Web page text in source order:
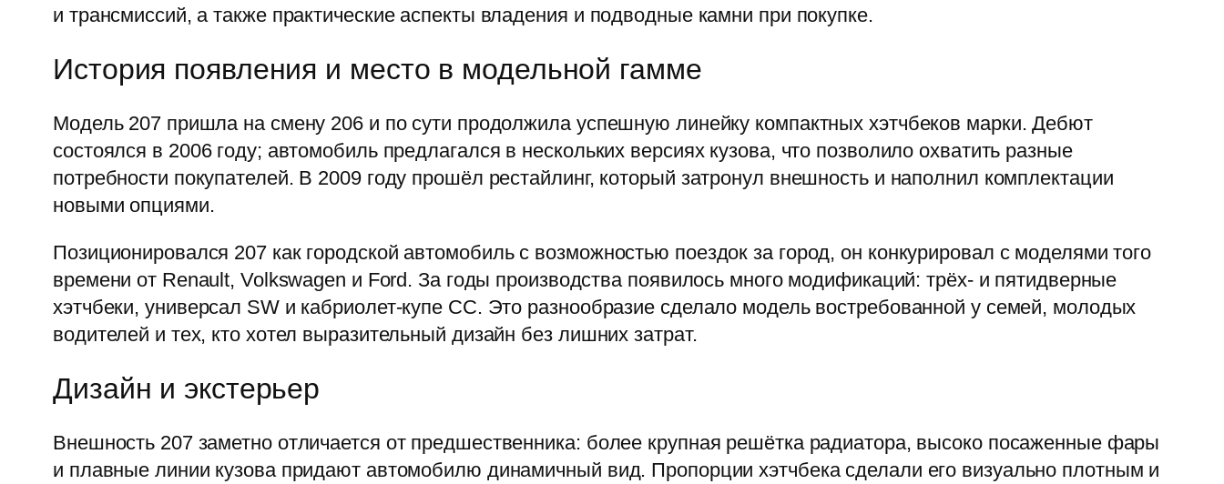
и трансмиссий, а также практические аспекты владения и подводные камни при покупке.
История появления и место в модельной гамме
Модель 207 пришла на смену 206 и по сути продолжила успешную линейку компактных хэтчбеков марки. Дебют
состоялся в 2006 году; автомобиль предлагался в нескольких версиях кузова, что позволило охватить разные
потребности покупателей. В 2009 году прошёл рестайлинг, который затронул внешность и наполнил комплектации
новыми опциями.
Позиционировался 207 как городской автомобиль с возможностью поездок за город, он конкурировал с моделями того
времени от Renault, Volkswagen и Ford. За годы производства появилось много модификаций: трёх- и пятидверные
хэтчбеки, универсал SW и кабриолет-купе CC. Это разнообразие сделало модель востребованной у семей, молодых
водителей и тех, кто хотел выразительный дизайн без лишних затрат.
Дизайн и экстерьер
Внешность 207 заметно отличается от предшественника: более крупная решётка радиатора, высоко посаженные фары
и плавные линии кузова придают автомобилю динамичный вид. Пропорции хэтчбека сделали его визуально плотным и